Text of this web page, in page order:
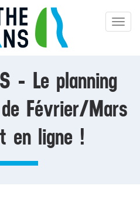
- Le planning
Février/Mars
en ligne !